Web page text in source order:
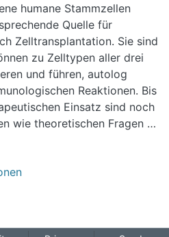
humane Stammzellen
Quelle für
Zelltransplantation. Sie sind
zu Zelltypen aller drei
und führen, autolog
Reaktionen. Bis
Einsatz sind noch
wie theoretischen Fragen zu
Hierbei haben die
gegenwärtigem
Die
an ASCs die Generation